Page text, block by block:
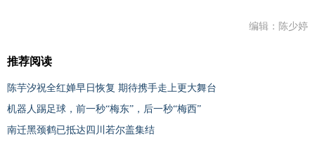
编辑：陈少婷
推荐阅读
陈芋汐祝全红婵早日恢复 期待携手走上更大舞台
机器人踢足球，前一秒“梅东”，后一秒“梅西”
南迁黑颈鹤已抵达四川若尔盖集结